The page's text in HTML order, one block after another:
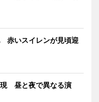
赤いスイレンが見頃迎
現 昼と夜で異なる演